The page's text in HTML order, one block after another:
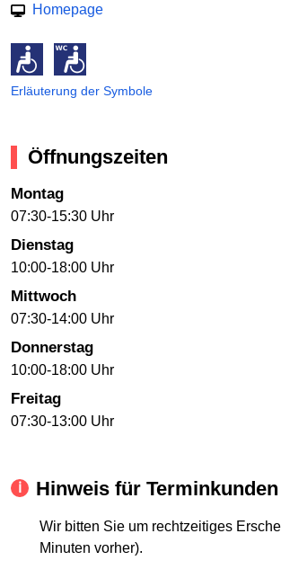
Homepage
Erläuterung der Symbole
Öffnungszeiten
Montag
07:30-15:30 Uhr
Dienstag
10:00-18:00 Uhr
Mittwoch
07:30-14:00 Uhr
Donnerstag
10:00-18:00 Uhr
Freitag
07:30-13:00 Uhr
Hinweis für Terminkunden
Wir bitten Sie um rechtzeitiges
Minuten vorher).